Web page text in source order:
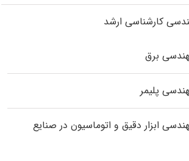
کارشناسی ارشد
برق
پلیمر
ابزار دقیق و اتوماسیون در صنایع